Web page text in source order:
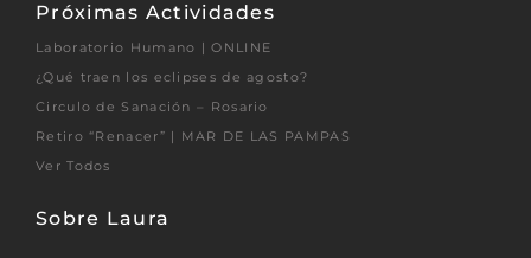
Próximas Actividades
Laboratorio Humano | ONLINE
¿Qué traen los eclipses de agosto?
Circulo de Sanación – Rosario
Retiro “Renacer” | MAR DE LAS PAMPAS
Ver Todos
Sobre Laura